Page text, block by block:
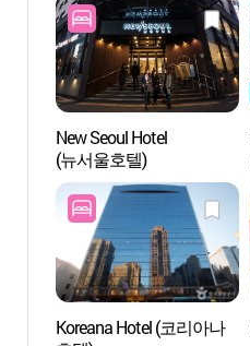
New Seoul Hotel
(뉴서울호텔)
Koreana Hotel (코리아나